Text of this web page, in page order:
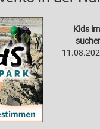
Kids